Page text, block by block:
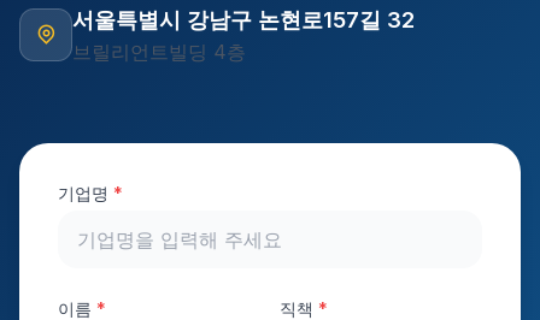
서울특별시 강남구 논현로157길 32
브릴리언트빌딩 4층
기업명 *
이름 * 직책 *